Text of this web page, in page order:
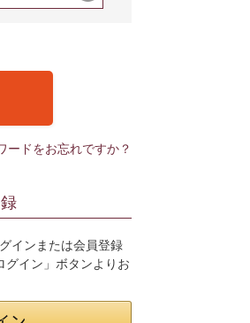
ードをお忘れですか？
インまたは会員登録
グイン」ボタンよりお